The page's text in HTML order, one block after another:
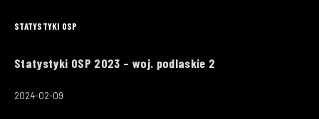
STATYSTYKI OSP
Statystyki OSP 2023 – woj. podlaskie 2
2024-02-09